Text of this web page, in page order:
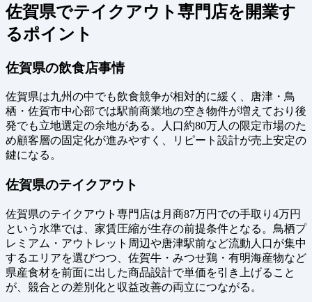
佐賀県でテイクアウト専門店を開業す
るポイント
佐賀県の飲食店事情
佐賀県は九州の中でも飲食競争が相対的に緩く、唐津・鳥
栖・佐賀市中心部では駅前商業地の空き物件が増えており後
発でも立地選定の余地がある。人口約80万人の限定市場のた
め顧客層の固定化が進みやすく、リピート設計が売上安定の
鍵になる。
佐賀県のテイクアウト
佐賀県のテイクアウト専門店は月商87万円での手取り4万円
という水準では、家賃圧縮が生存の前提条件となる。鳥栖プ
レミアム・アウトレット周辺や唐津駅前など流動人口が集中
するエリアを選びつつ、佐賀牛・みつせ鶏・有明海産物など
県産食材を前面に出した商品設計で単価を引き上げること
が、競合との差別化と収益改善の両立につながる。